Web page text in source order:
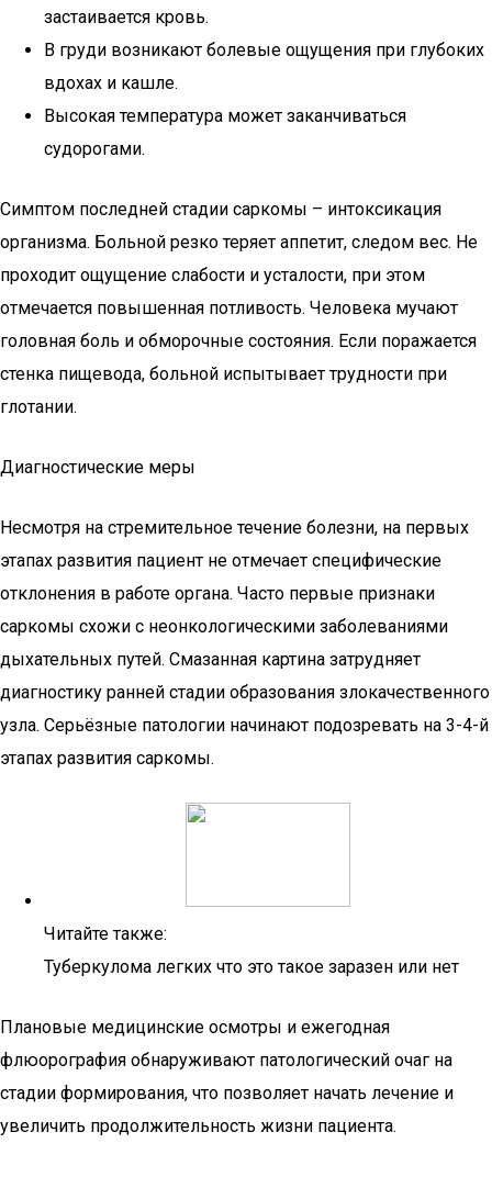
застаивается кровь.
В груди возникают болевые ощущения при глубоких
вдохах и кашле.
Высокая температура может заканчиваться
судорогами.
Симптом последней стадии саркомы – интоксикация
организма. Больной резко теряет аппетит, следом вес. Не
проходит ощущение слабости и усталости, при этом
отмечается повышенная потливость. Человека мучают
головная боль и обморочные состояния. Если поражается
стенка пищевода, больной испытывает трудности при
глотании.
Диагностические меры
Несмотря на стремительное течение болезни, на первых
этапах развития пациент не отмечает специфические
отклонения в работе органа. Часто первые признаки
саркомы схожи с неонкологическими заболеваниями
дыхательных путей. Смазанная картина затрудняет
диагностику ранней стадии образования злокачественного
узла. Серьёзные патологии начинают подозревать на 3-4-й
этапах развития саркомы.
Читайте также:
Туберкулома легких что это такое заразен или нет
Плановые медицинские осмотры и ежегодная
флюорография обнаруживают патологический очаг на
стадии формирования, что позволяет начать лечение и
увеличить продолжительность жизни пациента.